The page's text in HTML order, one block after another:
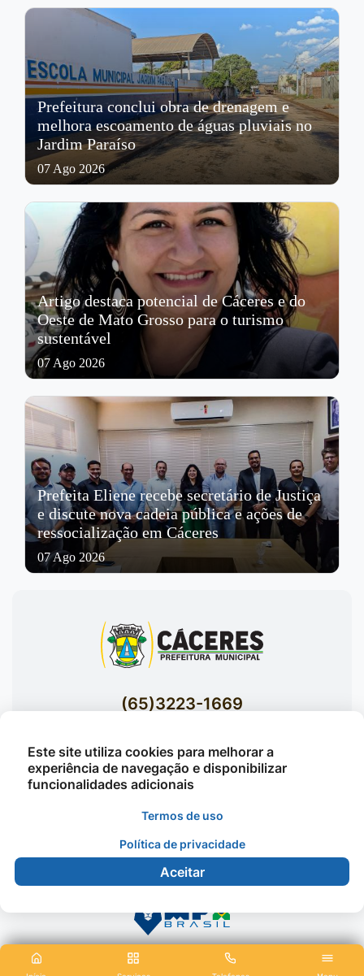
Prefeitura conclui obra de drenagem e
melhora escoamento de águas pluviais no
Jardim Paraíso
07 Ago 2026
Artigo destaca potencial de Cáceres e do
Oeste de Mato Grosso para o turismo
sustentável
07 Ago 2026
Prefeita Eliene recebe secretário de Justiça
e discute nova cadeia pública e ações de
ressocialização em Cáceres
07 Ago 2026
(65)3223-1669
Acessar E-mails Institucionais
Av. Brasil nº 119 Bairro Jardim Celeste -
©2026 - Prefeitura Municipal de Cáceres - Todos os
direitos reservados
Este site utiliza cookies para melhorar a
experiência de navegação e disponibilizar
funcionalidades adicionais
Termos de uso
Política de privacidade
Aceitar